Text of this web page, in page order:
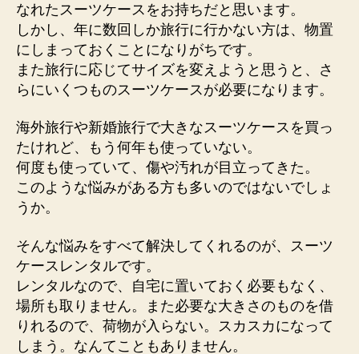
なれたスーツケースをお持ちだと思います。
しかし、年に数回しか旅行に行かない方は、物置
にしまっておくことになりがちです。
また旅行に応じてサイズを変えようと思うと、さ
らにいくつものスーツケースが必要になります。
海外旅行や新婚旅行で大きなスーツケースを買っ
たけれど、もう何年も使っていない。
何度も使っていて、傷や汚れが目立ってきた。
このような悩みがある方も多いのではないでしょ
うか。
そんな悩みをすべて解決してくれるのが、スーツ
ケースレンタルです。
レンタルなので、自宅に置いておく必要もなく、
場所も取りません。また必要な大きさのものを借
りれるので、荷物が入らない。スカスカになって
しまう。なんてこともありません。